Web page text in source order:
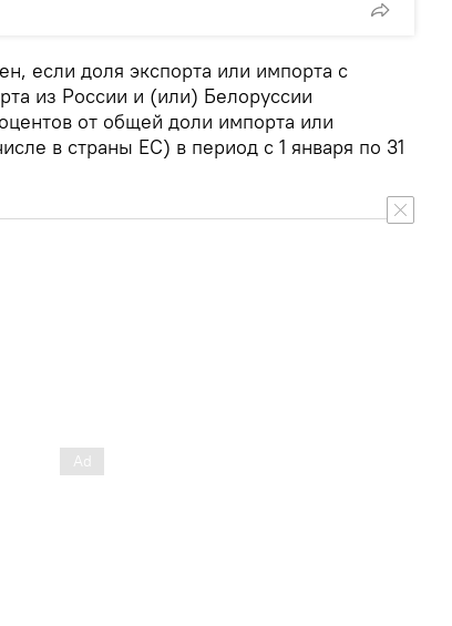
если доля экспорта или импорта с
из России и (или) Белоруссии
от общей доли импорта или
в страны ЕС) в период с 1 января по 31